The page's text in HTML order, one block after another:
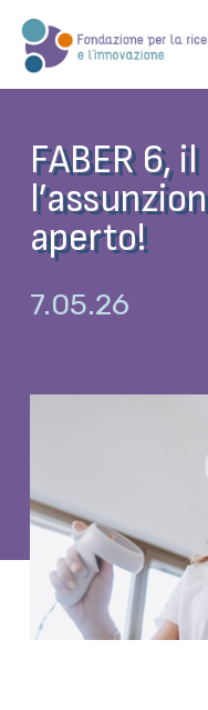
FABER 6,
aperto!
7.05.26